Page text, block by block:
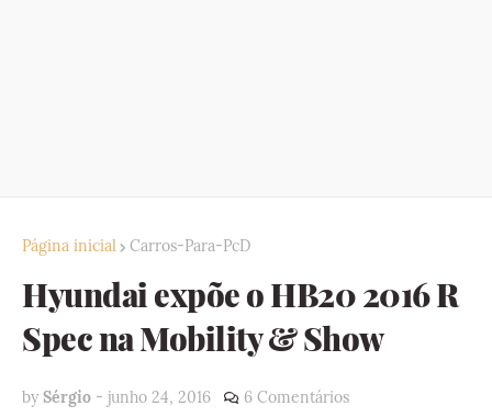
Página inicial Carros-Para-PcD
Hyundai expõe o HB20 2016 R
Spec na Mobility & Show
by Sérgio - junho 24, 2016 6 Comentários